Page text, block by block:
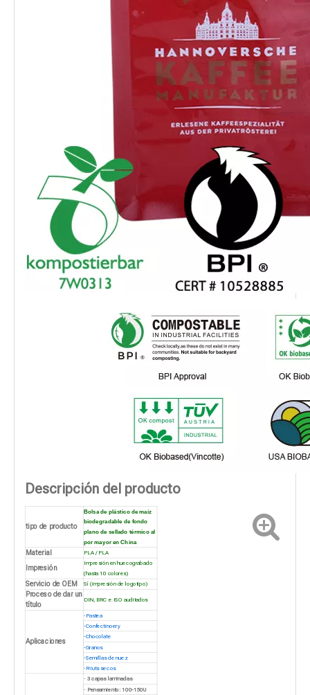
Descripción del producto
tipo de producto
Bolsa de plástico de maíz
biodegradable de fondo
plano de sellado térmico al
por mayor en China
Material PLA / PLA
Impresión
Impresión en huecograbado
(hasta 10 colores)
Servicio de OEM Sí (impresión de logotipo)
Proceso de dar un
título
DIN, BRC e ISO auditados
Aplicaciones
· Pastea
·Confectinoery
·Chocolate
·Granos
·Semillas de nuez
· Friuts secos
· 3 capas laminadas
· Pensamiento: 100-150U